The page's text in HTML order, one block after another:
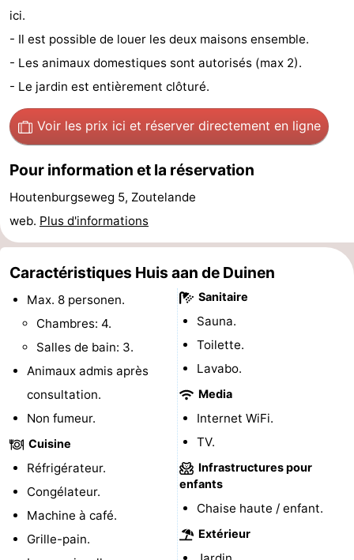
Églises
-
Points
de
Attractions
-
de
jeux
Aires
de
jeux
intérieures
-
Bowling
Centres
de
bien-
Villages
&
Nature
guidées
Sports
Piscines
-
du
Randonnée
-
Équitation
ici.
- Il est possible de louer les deux maisons ensemble.
- Les animaux domestiques sont autorisés (max 2).
- Le jardin est entièrement clôturé.
Voir les prix ici et réserver directement en ligne
Pour information et la réservation
Houtenburgseweg 5, Zoutelande
web. Plus d'informations
Caractéristiques Huis aan de Duinen
Max. 8 personen.
Chambres: 4.
Salles de bain: 3.
Animaux admis après
consultation.
Non fumeur.
Cuisine
Réfrigérateur.
Congélateur.
Machine à café.
Grille-pain.
Sanitaire
Sauna.
Toilette.
Lavabo.
Media
Internet WiFi.
TV.
Infrastructures pour
enfants
Chaise haute / enfant.
Extérieur